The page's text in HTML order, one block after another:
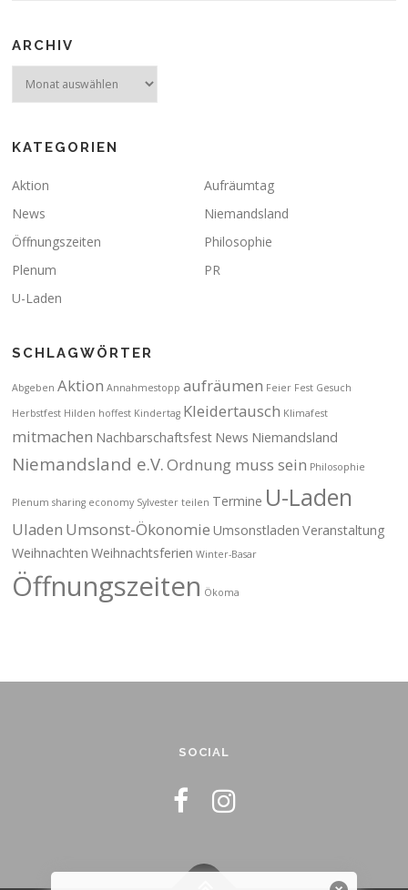
ARCHIV
KATEGORIEN
Aktion
Aufräumtag
News
Niemandsland
Öffnungszeiten
Philosophie
Plenum
PR
U-Laden
SCHLAGWÖRTER
Abgeben Aktion Annahmestopp aufräumen Feier Fest Gesuch
Herbstfest Hilden hoffest Kindertag Kleidertausch Klimafest
mitmachen Nachbarschaftsfest News Niemandsland
Niemandsland e.V.Ordnung muss sein Philosophie
Plenum sharing economy Sylvester teilen Termine U-Laden
Uladen Umsonst-Ökonomie Umsonstladen Veranstaltung
Weihnachten Weihnachtsferien Winter-Basar
Öffnungszeiten Ökoma
SOCIAL